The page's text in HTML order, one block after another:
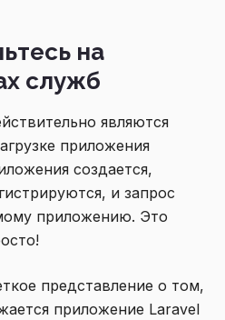
на
служб
являются
приложения
создается,
и запрос
приложению. Это
представление о том,
приложение Laravel